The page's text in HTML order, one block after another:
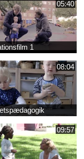
05:40
1
08:04
09:57